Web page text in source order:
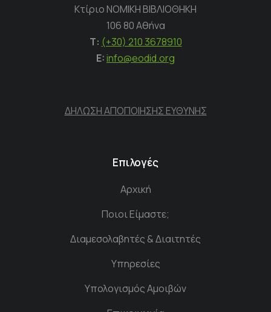
Κτίριο ΝΟΜΙΚΗ ΒΙΒΛΙΟΘΗΚΗ
106 80 Αθήνα
Τ: (+30) 210 3678910
E:info@eodid.org
ΔΗΛΩΣΗ ΑΠΟΠΟΙΗΣΗΣ ΕΥΘΥΝΗΣ
Επιλογές
Αρχική
Ποιοι Είμαστε;
Διαμεσολαβητές & Διαιτητές
Υπηρεσίες
Υπολογισμός Αμοιβών